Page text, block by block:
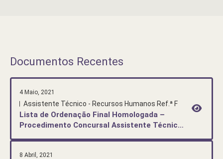
Documentos Recentes
4 Maio, 2021
Assistente Técnico - Recursos Humanos Ref.ª F
Lista de Ordenação Final Homologada –
Procedimento Concursal Assistente Técnico
8 Abril, 2021